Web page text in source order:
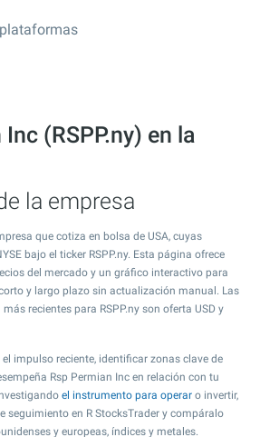
(RSPP.ny) en la
la empresa
que cotiza en bolsa de USA, cuyas
bajo el ticker RSPP.ny. Esta página ofrece
del mercado y un gráfico interactivo para
y largo plazo sin actualización manual. Las
más recientes para RSPP.ny son oferta USD y
impulso reciente, identificar zonas clave de
Rsp Permian Inc en relación con tu
el instrumento para operar o invertir,
seguimiento en R StocksTrader y compáralo
y europeas, índices y metales.